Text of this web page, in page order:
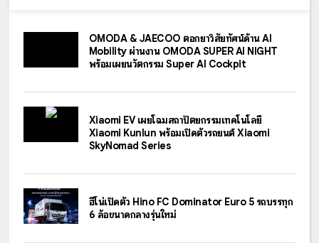
OMODA & JAECOO ตอกย้ำวิสัยทัศน์ด้าน AI
Mobility ผ่านงาน OMODA SUPER AI NIGHT
พร้อมเผยนวัตกรรม Super AI Cockpit
Xiaomi EV เผยโฉมสถาปัตยกรรมเทคโนโลยี
Xiaomi Kunlun พร้อมเปิดตัวรถยนต์ Xiaomi
SkyNomad Series
ฮีโน่เปิดตัว Hino FC Dominator Euro 5 รถบรรทุก
6 ล้อขนาดกลางรุ่นใหม่